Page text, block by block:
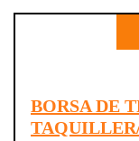
BORSA DE